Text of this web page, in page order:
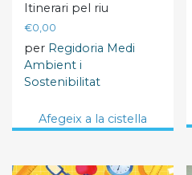
Itinerari pel riu
€0,00
per Regidoria Medi
Ambient i
Sostenibilitat
Afegeix a la cistella